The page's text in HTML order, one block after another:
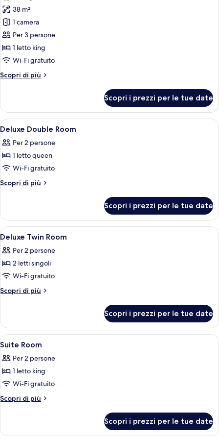
and
Daily
Afternoon
Tea
foto
per
Deluxe
Double
Room
Bath
Afternoon
Tea
38 m²
1 camera
Per 3 persone
1 letto king
Wi-Fi gratuito
Scopri di più
Altri
Double
Room
with
and
Daily
Tea
Scopri i prezzi per le tue date
Apri
tutte
le
foto
per
Deluxe
Camera d'albergo con un letto
4
Deluxe Double Room
Per 2 persone
1 letto queen
Wi-Fi gratuito
Scopri di più
Altri
Double
Room
Scopri i prezzi per le tue date
Apri
tutte
le
foto
per
Deluxe
Camera d'albergo moderna con un
5
Deluxe Twin Room
Per 2 persone
2 letti singoli
Wi-Fi gratuito
Scopri di più
Altri
Twin
Room
Scopri i prezzi per le tue date
Apri
tutte
le
foto
per
Suite
Minibar, una cassaforte in camera,
10
Suite Room
Per 2 persone
1 letto king
Wi-Fi gratuito
Scopri di più
Altri
Room
Scopri i prezzi per le tue date